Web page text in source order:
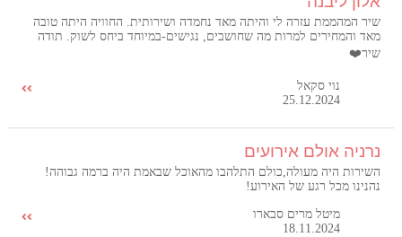
שיר המהממת עזרה לי והיתה מאד נחמדה ושירותית. החוויה היתה טובה
מאד והמחירים למרות מה שחושבים, נגישים-במיוחד ביחס לשוק. תודה
שיר❤️
נוי סקאל
25.12.2024
נרניה אולם אירועים
השירות היה מעולה,כולם התלהבו מהאוכל שבאמת היה ברמה גבוהה!
נהנינו מכל רגע של האירוע!
מיטל מרים סבארו
18.11.2024